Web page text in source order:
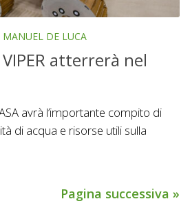
MANUEL DE LUCA
atterrerà nel
avrà l’importante compito di
di acqua e risorse utili sulla
Pagina successiva »